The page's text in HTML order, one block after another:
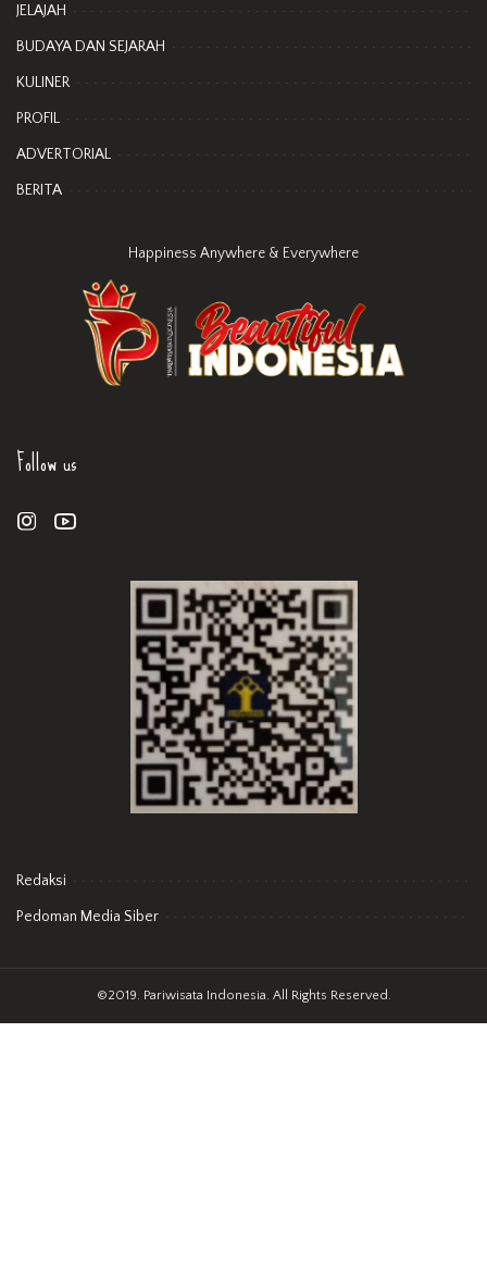
JELAJAH
BUDAYA DAN SEJARAH
KULINER
PROFIL
ADVERTORIAL
BERITA
Happiness Anywhere & Everywhere
Follow us
Redaksi
Pedoman Media Siber
©2019. Pariwisata Indonesia. All Rights Reserved.